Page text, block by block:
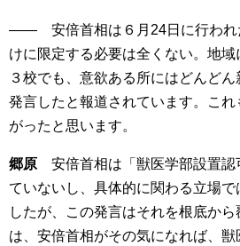
―― 安倍首相は６月24日に行われ
けに限定する必要は全くない。地
３校でも、意欲ある所にはどんど
発言したと報道されています。こ
がったと思います。
郷原 安倍首相は「獣医学部設置認
ていないし、具体的に関わる立場で
したが、この発言はそれを根底か
は、安倍首相がその気になれば、